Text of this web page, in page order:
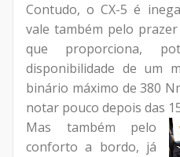
Contudo, o CX-5 é
vale também pelo
que proporciona,
disponibilidade de um
binário máximo de 380
notar pouco depois das
Mas também pelo
conforto a bordo, já